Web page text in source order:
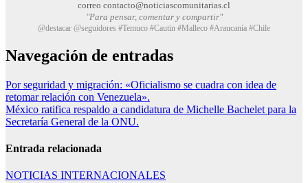
correo contacto@noticiascomunitarias.cl
"Para pensar, comentar y compartir"
@destacar @seguidores #Temuco #Cautin #Malleco #Araucanía #Chile
Navegación de entradas
Por seguridad y migración: «Oficialismo se cuadra con idea de
retomar relación con Venezuela».
México ratifica respaldo a candidatura de Michelle Bachelet para la
Secretaría General de la ONU.
Entrada relacionada
NOTICIAS INTERNACIONALES